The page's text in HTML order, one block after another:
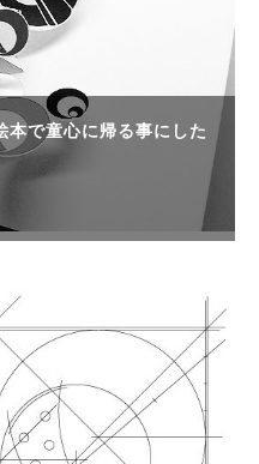
本で童心に帰る事にした